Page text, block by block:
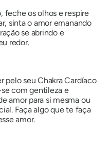
feche os olhos e respire
sinta o amor emanando
se abrindo e
redor.
pelo seu Chakra Cardíaco
com gentileza e
amor para si mesma ou
Faça algo que te faça
amor.